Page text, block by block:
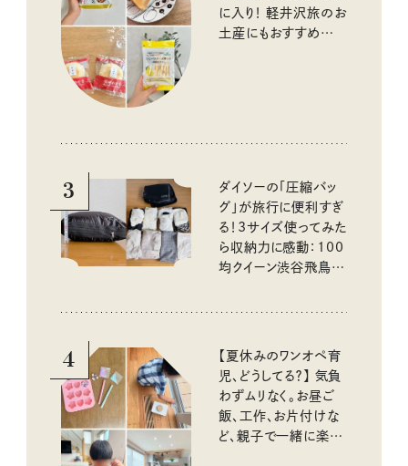
に入り！ 軽井沢旅のお
土産にもおすすめのお
3
ダイソーの「圧縮バッ
グ」が旅行に便利すぎ
る！3サイズ使ってみた
ら収納力に感動：100
均クイーン渋谷飛鳥の
4
【夏休みのワンオペ育
児、どうしてる？】 気負
わずムリなく。お昼ご
飯、工作、お片付けな
ど、親子で一緒に楽し